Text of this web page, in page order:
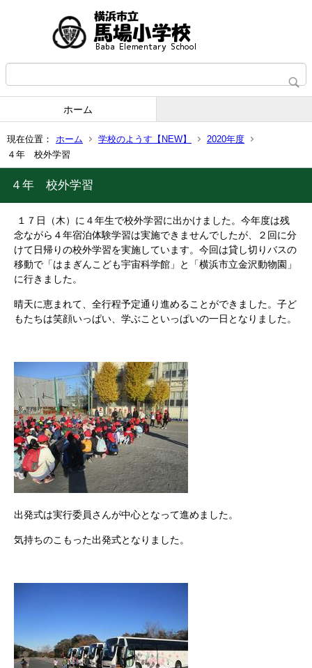
ホーム
現在位置： ホーム 学校のようす【NEW】
2020年度
４年 校外学習
４年 校外学習
１７日（木）に４年生で校外学習に出かけました。今年度は残
念ながら４年宿泊体験学習は実施できませんでしたが、２回に分
けて日帰りの校外学習を実施しています。今回は貸し切りバスの
移動で「はまぎんこども宇宙科学館」と「横浜市立金沢動物園」
に行きました。
晴天に恵まれて、全行程予定通り進めることができました。子ど
もたちは笑顔いっぱい、学ぶこといっぱいの一日となりました。
出発式は実行委員さんが中心となって進めました。
気持ちのこもった出発式となりました。